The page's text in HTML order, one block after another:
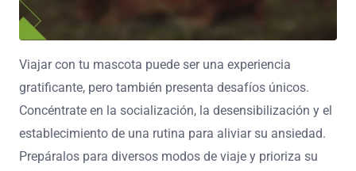
Viajar con tu mascota puede ser una experiencia
gratificante, pero también presenta desafíos únicos.
Concéntrate en la socialización, la desensibilización y el
establecimiento de una rutina para aliviar su ansiedad.
Prepáralos para diversos modos de viaje y prioriza su